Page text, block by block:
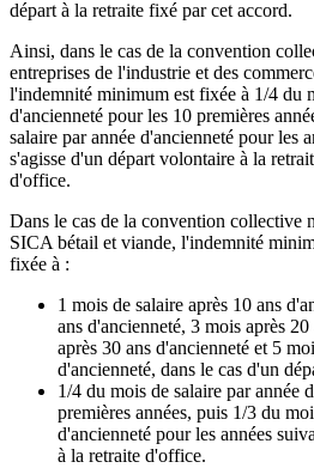
départ à la retraite fixé par cet accord.
Ainsi, dans le cas de la convention
entreprises de l'industrie et des
l'indemnité minimum est fixée à 1/4 du
d'ancienneté pour les 10 premières
salaire par année d'ancienneté pour les
s'agisse d'un départ volontaire à la
d'office.
Dans le cas de la convention collective
SICA bétail et viande, l'indemnité
fixée à :
1 mois de salaire après 10 ans
ans d'ancienneté, 3 mois après
après 30 ans d'ancienneté et 5
d'ancienneté, dans le cas d'un
1/4 du mois de salaire par année
premières années, puis 1/3 du
d'ancienneté pour les années
à la retraite d'office.